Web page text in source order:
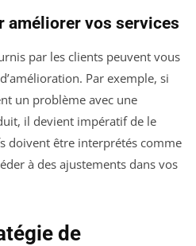
améliorer vos services
par les clients peuvent vous
Par exemple, si
un problème avec une
il devient impératif de le
doivent être interprétés comme
à des ajustements dans vos
de